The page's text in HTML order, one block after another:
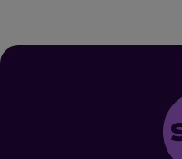
EP. 51
PARTICIPANȚII
ȚIPĂ, CU FEȚELE
ȘI SĂ DECIDEM